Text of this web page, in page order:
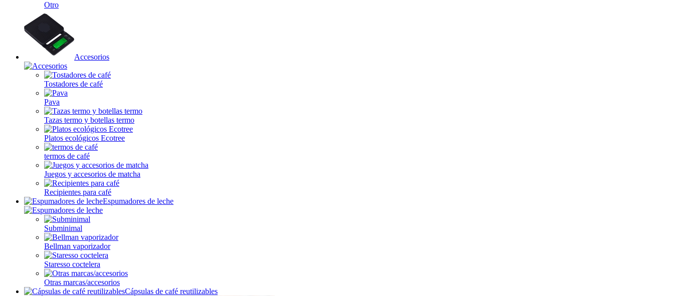
Otro
Accesorios
Tostadores de café
Pava
Tazas termo y botellas termo
Platos ecológicos Ecotree
termos de café
Juegos y accesorios de matcha
Recipientes para café
Espumadores de leche
Subminimal
Bellman vaporizador
Staresso coctelera
Otras marcas/accesorios
Cápsulas de café reutilizables